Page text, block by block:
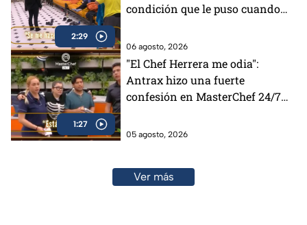
2:29
condición que le puso cuando
06 agosto, 2026
1:27
"El Chef Herrera me odia":
Antrax hizo una fuerte
confesión en MasterChef 24/7
05 agosto, 2026
Ver más